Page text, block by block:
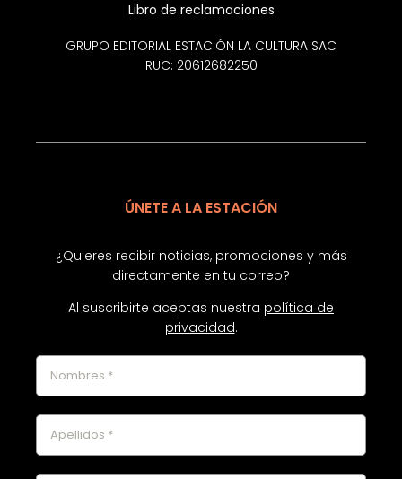
Libro de reclamaciones
GRUPO EDITORIAL ESTACIÓN LA CULTURA SAC
RUC: 20612682250
ÚNETE A LA ESTACIÓN
¿Quieres recibir noticias, promociones y más
directamente en tu correo?
Al suscribirte aceptas nuestra política de
privacidad.